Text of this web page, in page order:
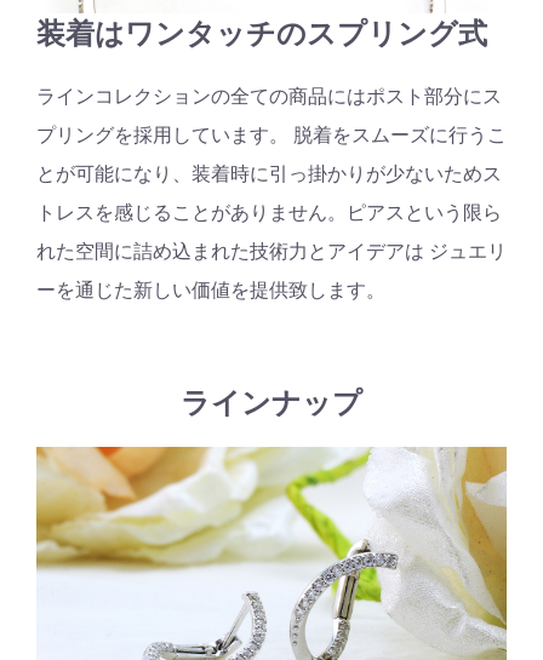
装着はワンタッチのスプリング式
ラインコレクションの全ての商品にはポスト部分にス
プリングを採用しています。 脱着をスムーズに行うこ
とが可能になり、装着時に引っ掛かりが少ないためス
トレスを感じることがありません。ピアスという限ら
れた空間に詰め込まれた技術力とアイデアは ジュエリ
ーを通じた新しい価値を提供致します。
ラインナップ